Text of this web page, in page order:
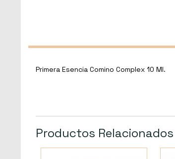
Primera Esencia Comino Complex 10 Ml.
Productos Relacionados